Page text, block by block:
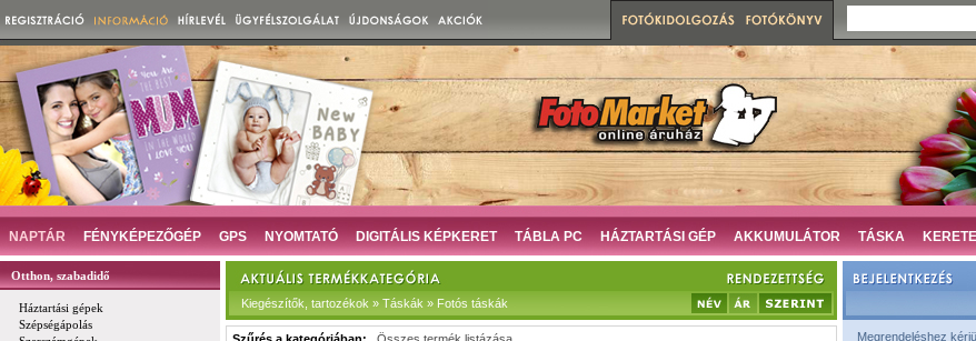
NAPTÁR FÉNYKÉPEZŐGÉP GPS NYOMTATÓ DIGITÁLIS KÉPKERET TÁBLA PC HÁZTARTÁSI GÉP AKKUMULÁTOR TÁSKA
Otthon, szabadidő
Háztartási gépek
Szépségápolás
Kiegészítők, tartozékok » Táskák » Fotós táskák
Megrendeléshez